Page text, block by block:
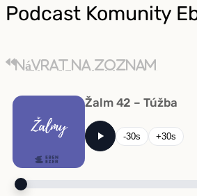
Podcast Komunity
Návrat na zoznam
Žalm 42 – Túžba
-30s +30s